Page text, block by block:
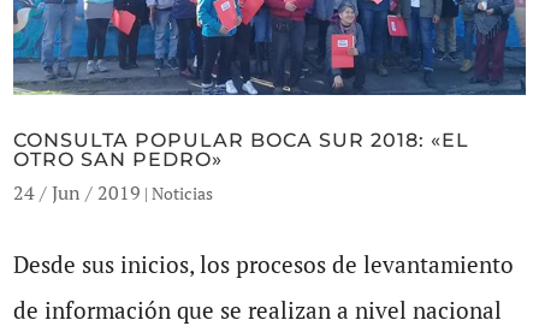
CONSULTA POPULAR BOCA SUR 2018: «EL
OTRO SAN PEDRO»
24 / Jun / 2019 |Noticias
Desde sus inicios, los procesos de levantamiento
de información que se realizan a nivel nacional